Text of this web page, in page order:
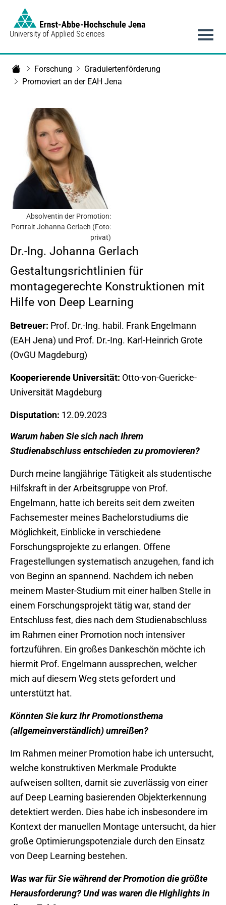
Startseite
Forschung
Graduiertenförderung
Promoviert an der EAH Jena
Absolventin der Promotion:
Portrait Johanna Gerlach (Foto:
privat)
Dr.-Ing. Johanna Gerlach
Gestaltungsrichtlinien für
montagegerechte Konstruktionen mit
Hilfe von Deep Learning
Betreuer: Prof. Dr.-Ing. habil. Frank Engelmann
(EAH Jena) und Prof. Dr.-Ing. Karl-Heinrich Grote
(OvGU Magdeburg)
Kooperierende Universität: Otto-von-Guericke-
Universität Magdeburg
Disputation: 12.09.2023
Warum haben Sie sich nach Ihrem
Studienabschluss entschieden zu promovieren?
Durch meine langjährige Tätigkeit als studentische
Hilfskraft in der Arbeitsgruppe von Prof.
Engelmann, hatte ich bereits seit dem zweiten
Fachsemester meines Bachelorstudiums die
Möglichkeit, Einblicke in verschiedene
Forschungsprojekte zu erlangen. Offene
Fragestellungen systematisch anzugehen, fand ich
von Beginn an spannend. Nachdem ich neben
meinem Master-Studium mit einer halben Stelle in
einem Forschungsprojekt tätig war, stand der
Entschluss fest, dies nach dem Studienabschluss
im Rahmen einer Promotion noch intensiver
fortzuführen. Ein großes Dankeschön möchte ich
hiermit Prof. Engelmann aussprechen, welcher
mich auf diesem Weg stets gefordert und
unterstützt hat.
Könnten Sie kurz Ihr Promotionsthema
(allgemeinverständlich) umreißen?
Im Rahmen meiner Promotion habe ich untersucht,
welche konstruktiven Merkmale Produkte
aufweisen sollten, damit sie zuverlässig von einer
auf Deep Learning basierenden Objekterkennung
detektiert werden. Dies habe ich insbesondere im
Kontext der manuellen Montage untersucht, da hier
große Optimierungspotenziale durch den Einsatz
von Deep Learning bestehen.
Was war für Sie während der Promotion die größte
Herausforderung? Und was waren die Highlights in